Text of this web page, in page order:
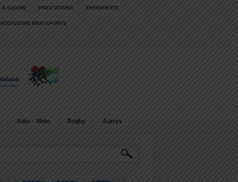
À SUIVRE PRESTATIONS TRANSFERTS
INTERVIEWS BRAYSPORTS
Auto – Moto Rugby Autres